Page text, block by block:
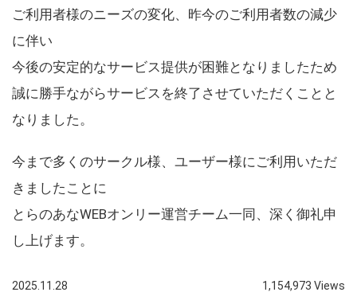
ご利用者様のニーズの変化、昨今のご利用者数の減少
に伴い
今後の安定的なサービス提供が困難となりましたため
誠に勝手ながらサービスを終了させていただくことと
なりました。
今まで多くのサークル様、ユーザー様にご利用いただ
きましたことに
とらのあなWEBオンリー運営チーム一同、深く御礼申
し上げます。
2025.11.28 1,154,973 Views